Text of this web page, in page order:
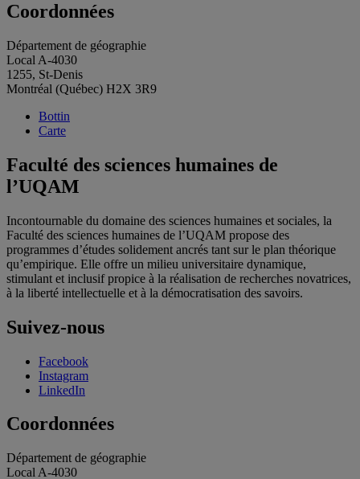
Coordonnées
Département de géographie
Local A-4030
1255, St-Denis
Montréal (Québec) H2X 3R9
Bottin
Carte
Faculté des sciences humaines de
l’UQAM
Incontournable du domaine des sciences humaines et sociales, la
Faculté des sciences humaines de l’UQAM propose des
programmes d’études solidement ancrés tant sur le plan théorique
qu’empirique. Elle offre un milieu universitaire dynamique,
stimulant et inclusif propice à la réalisation de recherches novatrices,
à la liberté intellectuelle et à la démocratisation des savoirs.
Suivez-nous
Facebook
Instagram
LinkedIn
Coordonnées
Département de géographie
Local A-4030